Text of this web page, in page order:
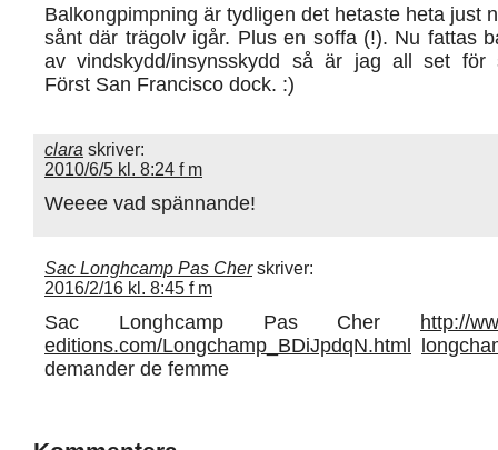
Balkongpimpning är tydligen det hetaste heta just
sånt där trägolv igår. Plus en soffa (!). Nu fattas
av vindskydd/insynsskydd så är jag all set för
Först San Francisco dock. :)
clara skriver:
2010/6/5 kl. 8:24 f m
Weeee vad spännande!
Sac Longhcamp Pas Cher skriver:
2016/2/16 kl. 8:45 f m
Sac Longhcamp Pas Cher http://
editions.com/Longchamp_BDiJpdqN.html
demander de femme